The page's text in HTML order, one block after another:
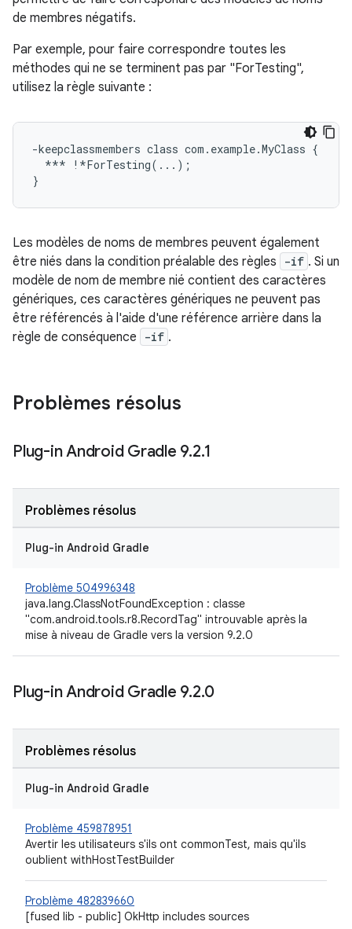
de membres négatifs.
Par exemple, pour faire correspondre toutes les
méthodes qui ne se terminent pas par "ForTesting",
utilisez la règle suivante :
-keepclassmembers class com.example.MyClass {
  *** !*ForTesting(...);
Les modèles de noms de membres peuvent également
être niés dans la condition préalable des règles
-if . Si un
modèle de nom de membre nié contient des caractères
génériques, ces caractères génériques ne peuvent pas
être référencés à l'aide d'une référence arrière dans la
règle de conséquence
-if .
Problèmes résolus
Plug-in Android Gradle 9.2.1
Problèmes résolus
Plug-in Android Gradle
Problème 504996348
java.lang.ClassNotFoundException : classe
"com.android.tools.r8.RecordTag" introuvable après la
mise à niveau de Gradle vers la version 9.2.0
Plug-in Android Gradle 9.2.0
Problèmes résolus
Plug-in Android Gradle
Problème 459878951
Avertir les utilisateurs s'ils ont commonTest, mais qu'ils
oublient withHostTestBuilder
Problème 482839660
[fused lib - public] OkHttp includes sources